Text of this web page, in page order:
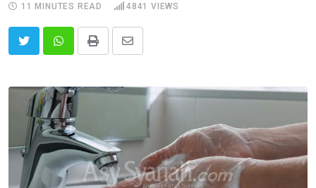
11 MINUTES READ
4841 VIEWS
Print
Share
Email